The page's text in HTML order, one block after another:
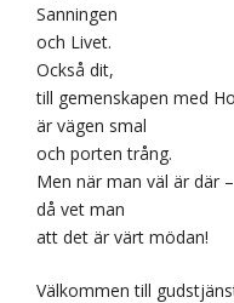
Sanningen
och Livet.
Också dit,
till gemenskapen med
är vägen smal
och porten trång.
Men när man väl är där –
då vet man
att det är värt mödan!
Välkommen till